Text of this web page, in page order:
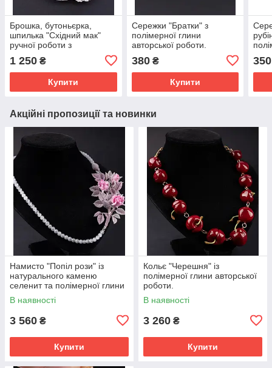
Брошка, бутоньєрка,
шпилька "Східний мак"
ручної роботи з
флористичних полімерних
глин.
1 250 ₴
Купити
Сережки "Братки" з
полімерної глини
авторської роботи.
380₴
Купити
350
Акційні пропозиції та новинки
Намисто "Попіл рози" із
натурального каменю
селенит та полімерної глини
авторської роботи.
В наявності
3 560 ₴
Купити
Кольє "Черешня" із
полімерної глини авторської
роботи.
В наявності
3 260 ₴
Купити